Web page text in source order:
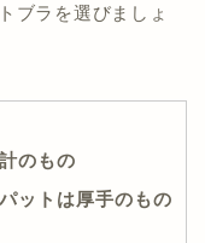
ブラを選びましょ
のもの
ットは厚手のもの